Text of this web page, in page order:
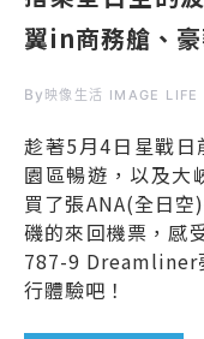
翼in商務艙、
By 映像生活 IMAGE LIFE
趁著5月4日星戰
園區暢遊，以及大
買了張ANA(全日
磯的來回機票，感
787-9 Dreamliner
行體驗吧！